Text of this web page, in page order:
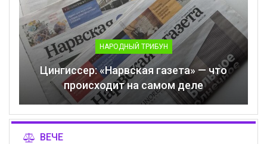
НАРОДНЫЙ ТРИБУН
Цингиссер: «Нарвская газета» — что
происходит на самом деле
ВЕЧЕ